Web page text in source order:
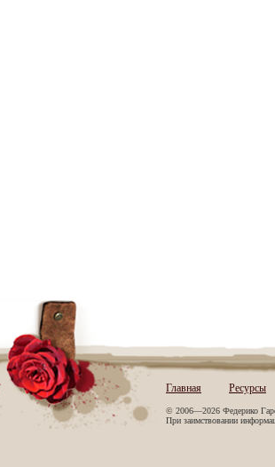
Главная Ресурсы
© 2006—2026 Федерико
При заимствовании